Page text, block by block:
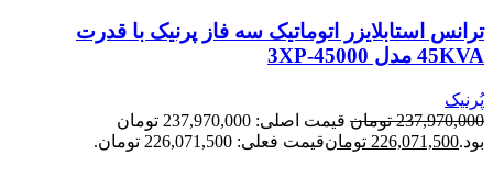
ترانس استابلایزر اتوماتیک سه فاز پرنیک با قدرت
45KVA مدل 3XP-45000
پُرنیک
237,970,000 تومان
قیمت اصلی: 237,970,000 تومان
بود.226,071,500 تومانقیمت فعلی: 226,071,500 تومان.